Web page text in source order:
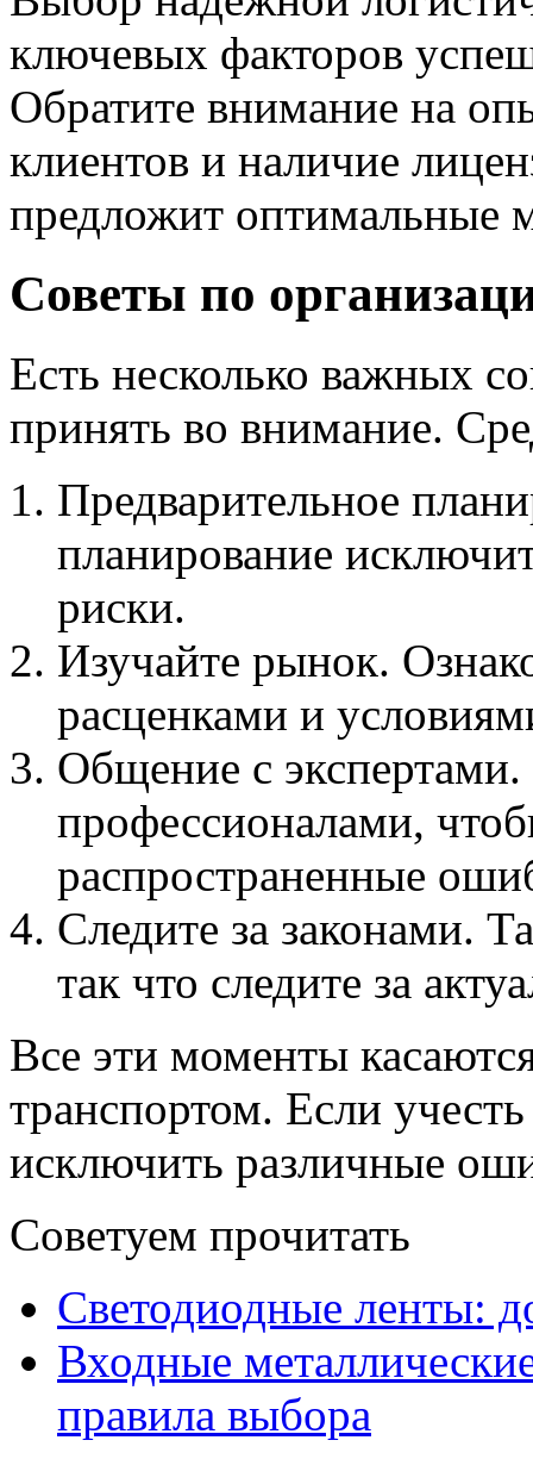
ключевых факторов
Обратите внимание на
клиентов и наличие
предложит оптимальные
Советы по
Есть несколько важных
принять во внимание.
Предварительное
планирование
риски.
Изучайте рынок.
расценками и
Общение с экспертами.
профессионалами,
распространенные
Следите за законами.
так что следите за
Все эти моменты
транспортом. Если
исключить различные
Советуем прочитать
Светодиодные ленты:
Входные
правила выбора